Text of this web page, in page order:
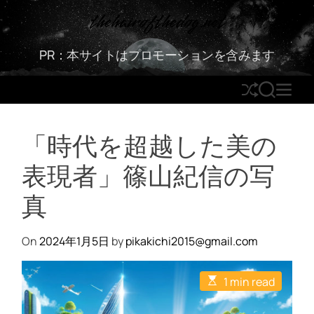
S
k
t
c
thehairofthedog.net
PR：本サイトはプロモーションを含みます
S
h
ff
l
e
S
E
R
C
H
M
E
「時代を超越した美の
表現者」篠山紀信の写
真
On2024年1月5日 bypikakichi2015@gmail.com
E
s
t
1 min read